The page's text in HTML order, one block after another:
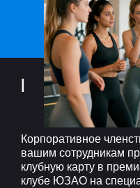
ЗДОРОВАЯ КО|
Корпоративное
вашим сотрудникам
клубную карту в
клубе ЮЗАО на